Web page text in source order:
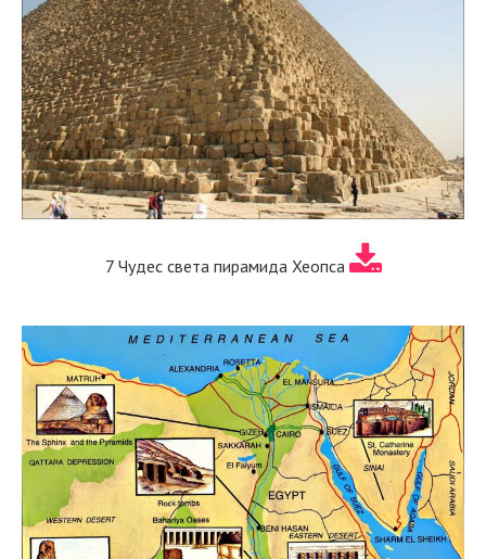
7 Чудес света пирамида Хеопса